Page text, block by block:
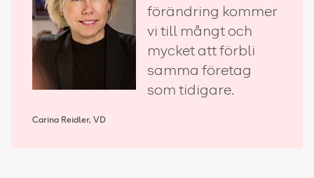
förändring kommer
vi till mångt och
mycket att förbli
samma företag
som tidigare.
Carina Reidler, VD